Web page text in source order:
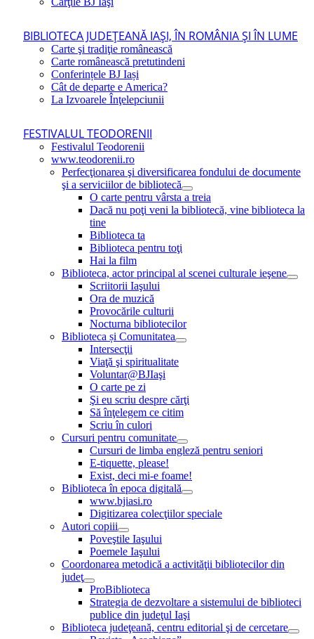
BIBLIOTECA JUDEŢEANĂ IAŞI, ÎN ROMÂNIA ŞI ÎN LUME
Carte şi tradiţie românească
Carte românească pretutindeni
Conferințele BJ Iași
Cât de departe e America?
La Izvoarele Înţelepciunii
FESTIVALUL TEODORENII
Festivalul Teodorenii
www.teodorenii.ro
Perfecţionarea şi diversificarea fondului de documente
şi a serviciilor de bibliotecă
O carte pentru vârsta a treia
Dacă nu poţi veni la bibliotecă, vine biblioteca la
tine
Biblioteca ta
Biblioteca pentru toţi
Hai la film
Biblioteca, actor principal al scenei culturale ieşene
Scriitorii Iaşului
Ora de muzică
Provocările culturii
Nocturna bibliotecilor
Biblioteca și Comunitatea
Intersecţii
Viaţă şi spiritualitate
Voluntar@BJIaşi
O carte pe zi
Şi eu scriu despre cărţi
Să înţelegem ce citim
Scriu în culori
Cursuri pentru comunitate
Cursuri de limba engleză pentru seniori
E-tiquette, please!
Exist, deci mi-e foame!
Biblioteca în epoca digitală
www.bjiasi.ro
Digitizarea colecţiilor speciale
Autori copiii
Poveştile Iaşului
Poemele Iaşului
Coordonarea metodică a activităţii bibliotecilor din
judeţ
ProBiblioteca
Strategia de dezvoltare a sistemului de biblioteci
publice din judeţul Iaşi
Biblioteca judeţeană, centru editorial şi de cercetare